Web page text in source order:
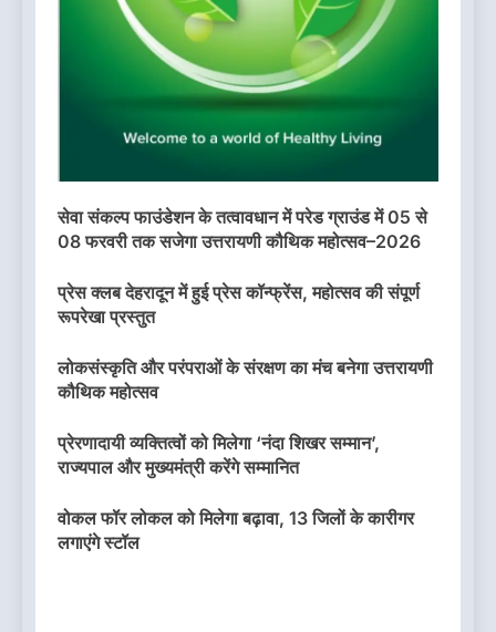
सेवा संकल्प फाउंडेशन के तत्वावधान में परेड ग्राउंड में 05 से
08 फरवरी तक सजेगा उत्तरायणी कौथिक महोत्सव–2026
प्रेस क्लब देहरादून में हुई प्रेस कॉन्फ्रेंस, महोत्सव की संपूर्ण
रूपरेखा प्रस्तुत
लोकसंस्कृति और परंपराओं के संरक्षण का मंच बनेगा उत्तरायणी
कौथिक महोत्सव
प्रेरणादायी व्यक्तित्वों को मिलेगा ‘नंदा शिखर सम्मान’,
राज्यपाल और मुख्यमंत्री करेंगे सम्मानित
वोकल फॉर लोकल को मिलेगा बढ़ावा, 13 जिलों के कारीगर
लगाएंगे स्टॉल